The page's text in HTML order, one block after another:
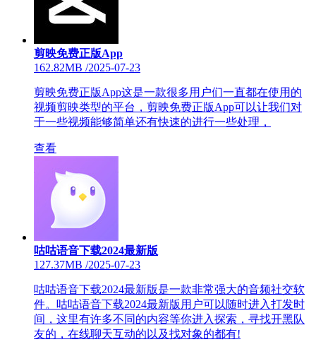
剪映免费正版App
162.82MB /2025-07-23
剪映免费正版App这是一款很多用户们一直都在使用的
视频剪映类型的平台，剪映免费正版App可以让我们对
于一些视频能够简单还有快速的进行一些处理，
查看
咕咕语音下载2024最新版
127.37MB /2025-07-23
咕咕语音下载2024最新版是一款非常强大的音频社交软
件。咕咕语音下载2024最新版用户可以随时进入打发时
间，这里有许多不同的内容等你进入探索，寻找开黑队
友的，在线聊天互动的以及找对象的都有!